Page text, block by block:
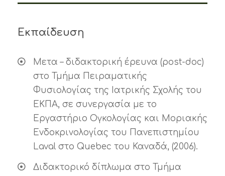
Εκπαίδευση
Μετα – διδακτορική έρευνα (post-doc)
στο Τμήμα Πειραματικής
Φυσιολογίας της Ιατρικής Σχολής του
ΕΚΠΑ, σε συνεργασία με το
Εργαστήριο Ογκολογίας και Μοριακής
Ενδοκρινολογίας του Πανεπιστημίου
Laval στο Quebec του Καναδά, (2006).
Διδακτορικό δίπλωμα στο Τμήμα